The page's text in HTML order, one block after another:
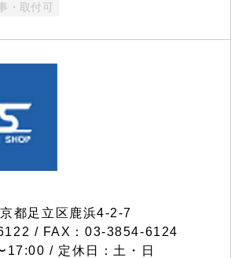
・取付可
都足立区鹿浜4-2-7
/ FAX：03-3854-6124
17:00 / 定休日：土・日